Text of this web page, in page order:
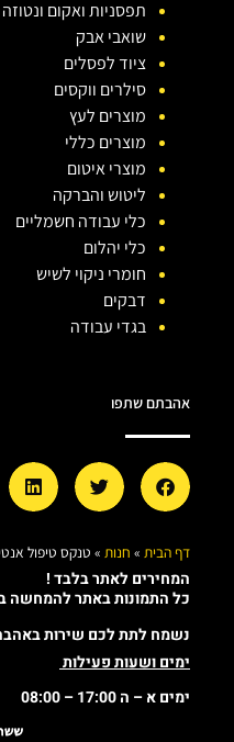
תפסניות ואקום ונטוזה
שואבי אבק
ציוד לפסלים
סילרים ווקסים
מוצרים לעץ
מוצרים כללי
מוצרי איטום
ליטוש והברקה
כלי עבודה חשמליים
כלי יהלום
חומרי ניקוי לשיש
דבקים
בגדי עבודה
אהבתם שתפו
דף הבית » חנות » טנקס טיפול
המחירים לאתר בלבד !
כל התמונות באתר להמחשה
נשמח לתת לכם שירות
ימים ושעות פעילות
ימים א – ה 17:00 – 08:00